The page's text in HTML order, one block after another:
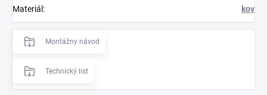
Materiál : kov
Montážny návod
Technický list